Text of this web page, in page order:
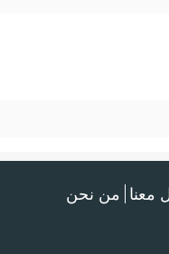
معنا من نحن